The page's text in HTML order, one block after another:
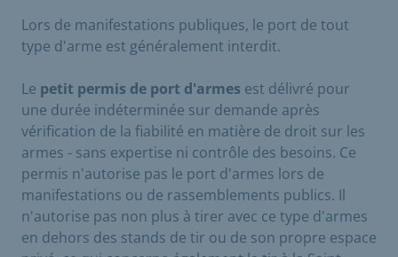
Lors de manifestations publiques, le port de tout
type d'arme est généralement interdit.
Le petit permis de port d'armes est délivré pour
une durée indéterminée sur demande après
vérification de la fiabilité en matière de droit sur les
armes - sans expertise ni contrôle des besoins. Ce
permis n'autorise pas le port d'armes lors de
manifestations ou de rassemblements publics. Il
n'autorise pas non plus à tirer avec ce type d'armes
en dehors des stands de tir ou de son propre espace